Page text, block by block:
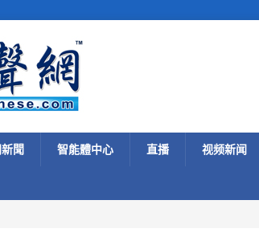
聞 智能體中心 直播 视频新闻